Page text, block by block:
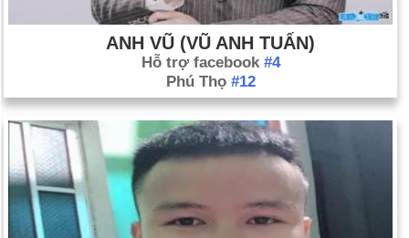
ANH VŨ (VŨ ANH TUẤN)
Hỗ trợ facebook #4
Phú Thọ #12